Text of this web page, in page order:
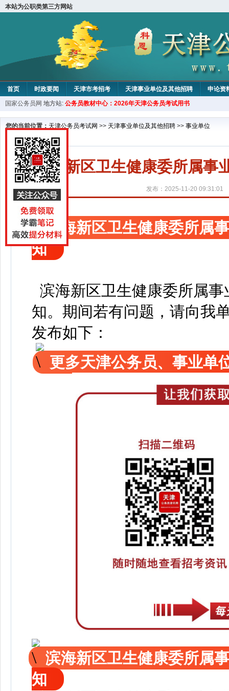
本站为公职类第三方网站
首页 时政要闻 天津市考招考 天津事业单位及其他招聘 申论资
教材中心
国家公务员网 地方站: 公务员教材中心：2026年天津公务员考试用书
您的当前位置： 天津公务员考试网 >> 天津事业单位及其他招聘 >> 事业单位
滨海新区卫生健康委所属事
发布：2025-11-20 09:31:01
滨海新区卫生健康委所属
知
滨海新区卫生健康委所属
知。 期间若有问题，请向我
发布如下：
更多天津公务员、事业单
滨海新区卫生健康委所属
知